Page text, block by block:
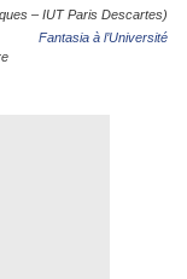
– IUT Paris Descartes)
Fantasia à l’Université